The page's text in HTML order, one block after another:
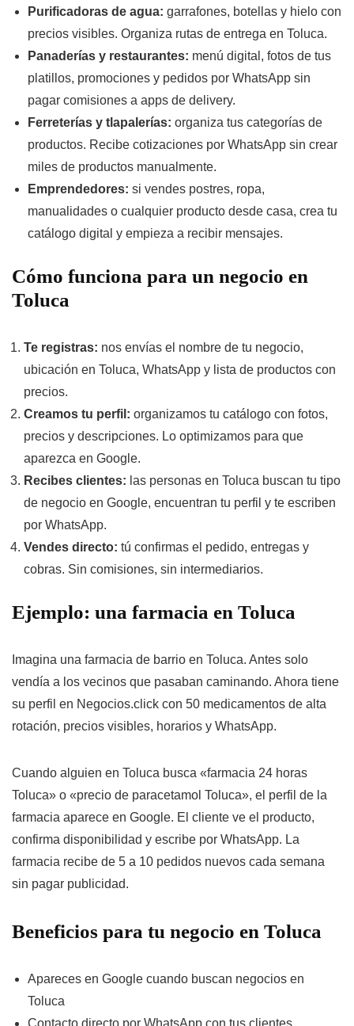
Purificadoras de agua: garrafones, botellas y hielo con
precios visibles. Organiza rutas de entrega en Toluca.
Panaderías y restaurantes: menú digital, fotos de tus
platillos, promociones y pedidos por WhatsApp sin
pagar comisiones a apps de delivery.
Ferreterías y tlapalerías: organiza tus categorías de
productos. Recibe cotizaciones por WhatsApp sin crear
miles de productos manualmente.
Emprendedores: si vendes postres, ropa,
manualidades o cualquier producto desde casa, crea tu
catálogo digital y empieza a recibir mensajes.
Cómo funciona para un negocio en
Toluca
Te registras: nos envías el nombre de tu negocio,
ubicación en Toluca, WhatsApp y lista de productos con
precios.
Creamos tu perfil: organizamos tu catálogo con fotos,
precios y descripciones. Lo optimizamos para que
aparezca en Google.
Recibes clientes: las personas en Toluca buscan tu tipo
de negocio en Google, encuentran tu perfil y te escriben
por WhatsApp.
Vendes directo: tú confirmas el pedido, entregas y
cobras. Sin comisiones, sin intermediarios.
Ejemplo: una farmacia en Toluca
Imagina una farmacia de barrio en Toluca. Antes solo
vendía a los vecinos que pasaban caminando. Ahora tiene
su perfil en Negocios.click con 50 medicamentos de alta
rotación, precios visibles, horarios y WhatsApp.
Cuando alguien en Toluca busca «farmacia 24 horas
Toluca» o «precio de paracetamol Toluca», el perfil de la
farmacia aparece en Google. El cliente ve el producto,
confirma disponibilidad y escribe por WhatsApp. La
farmacia recibe de 5 a 10 pedidos nuevos cada semana
sin pagar publicidad.
Beneficios para tu negocio en Toluca
Apareces en Google cuando buscan negocios en
Toluca
Contacto directo por WhatsApp con tus clientes